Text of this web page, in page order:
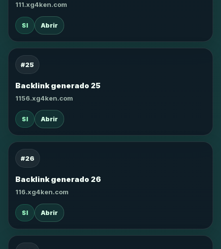
111.xg4ken.com
SI Abrir
#25
Backlink generado 25
1156.xg4ken.com
SI Abrir
#26
Backlink generado 26
116.xg4ken.com
SI Abrir